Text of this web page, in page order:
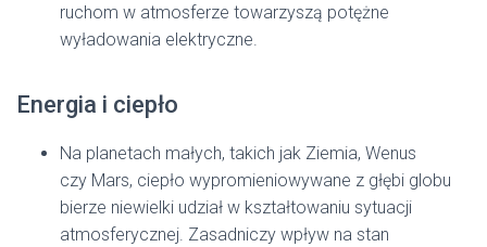
ruchom w atmosferze towarzyszą potężne
wyładowania elektryczne.
Energia i ciepło
Na planetach małych, takich jak Ziemia, Wenus
czy Mars, ciepło wypromieniowywane z głębi globu
bierze niewielki udział w kształtowaniu sytuacji
atmosferycznej. Zasadniczy wpływ na stan